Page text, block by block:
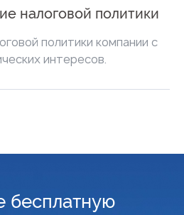
налоговой политики
политики компании с
интересов.
бесплатную